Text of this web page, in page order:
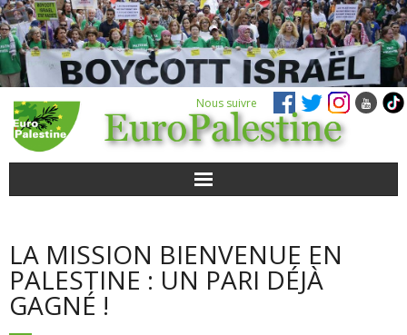
Nous suivre
POUR AGIR
AGENDA
LA MISSION BIENVENUE EN
PALESTINE : UN PARI DÉJÀ
GAGNÉ !